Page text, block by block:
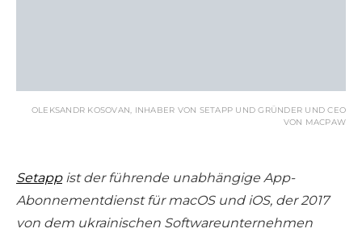
OLEKSANDR KOSOVAN, INHABER VON SETAPP UND GRÜNDER UND CEO
VON MACPAW
Setappist der führende unabhängige App-
Abonnementdienst für macOS und iOS, der 2017
von dem ukrainischen Softwareunternehmen